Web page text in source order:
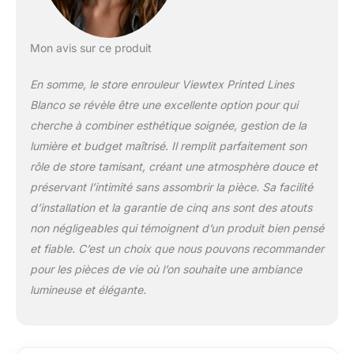
largeur x 250cmcm
de hauteur. La largeur
indiquée inclue les
fixations, le tissu
mesure 3cm de
moins Le mécanisme
à chaînette peut être
placé à droite ou à
gauche. L'installation
peut se faire au mur
ou au plafond. Les
supports, chevilles et
Mon avis sur ce produit
En somme, le store enrouleur Viewtex Printed Lines
Blanco se révèle être une excellente option pour qui
cherche à combiner esthétique soignée, gestion de la
lumière et budget maîtrisé. Il remplit parfaitement son
rôle de store tamisant, créant une atmosphère douce et
préservant l’intimité sans assombrir la pièce. Sa facilité
d’installation et la garantie de cinq ans sont des atouts
non négligeables qui témoignent d’un produit bien pensé
et fiable. C’est un choix que nous pouvons recommander
pour les pièces de vie où l’on souhaite une ambiance
lumineuse et élégante.